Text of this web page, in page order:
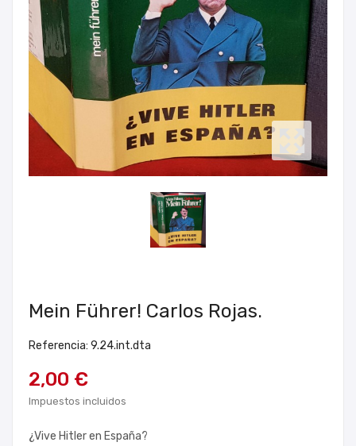
Mein Führer! Carlos Rojas.
Referencia: 9.24.int.dta
2,00 €
Impuestos incluidos
¿Vive Hitler en España?